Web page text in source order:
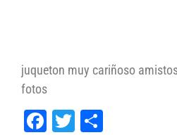
juqueton muy cariñoso
fotos
Facebook
Twitter